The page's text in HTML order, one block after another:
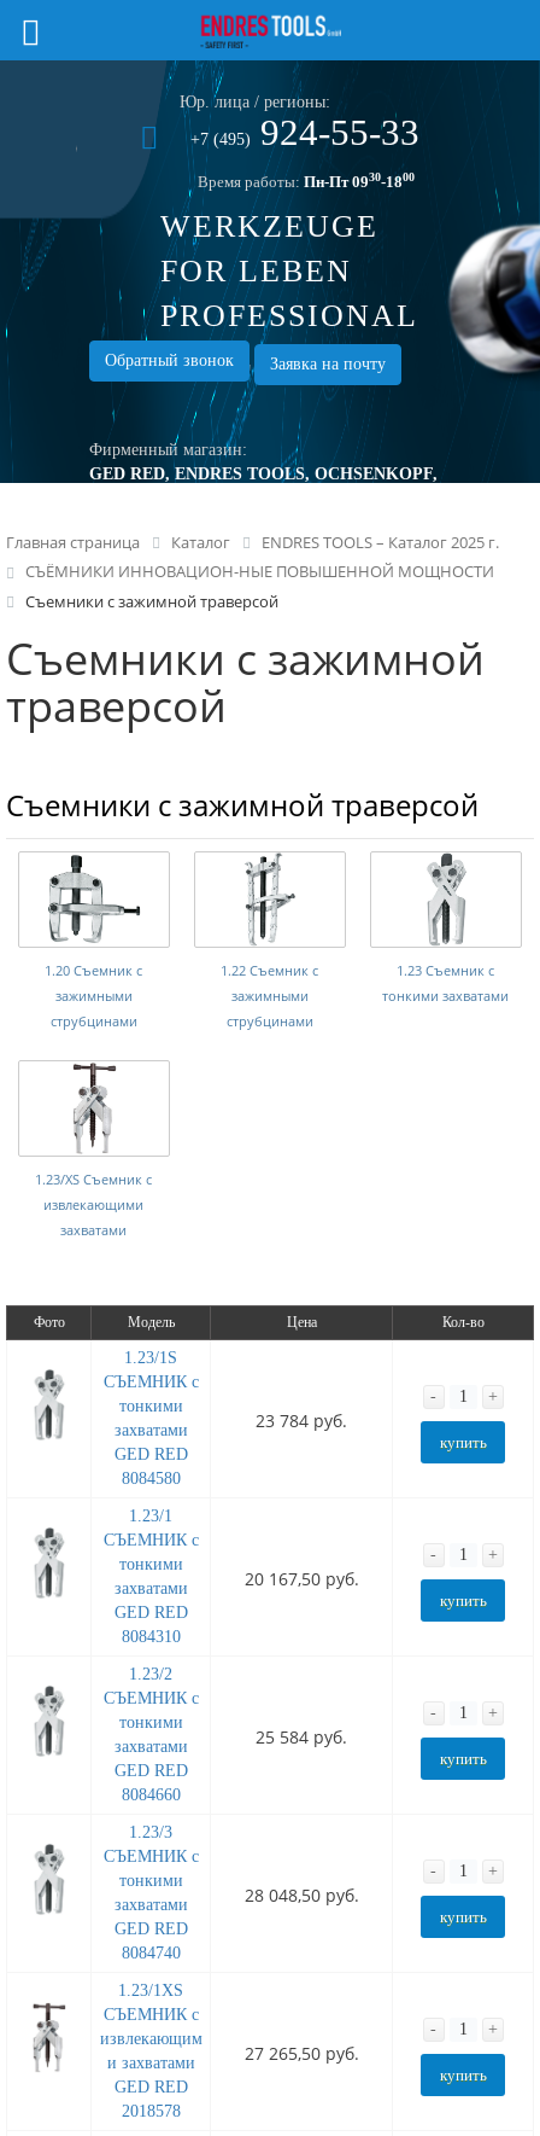
Юр. лица / регионы:
+7 (495) 924-55-33
Время работы: Пн-Пт 0930-1800
WERKZEUGE
FOR LEBEN
PROFESSIONAL
TOOLS
Обратный звонок Заявка на почту
Фирменный магазин:
GED RED, ENDRES TOOLS, OCHSENKOPF,
Главная страница Каталог
ENDRES TOOLS – Каталог 2025 г.
СЪЁМНИКИ ИННОВАЦИОН-НЫЕ ПОВЫШЕННОЙ МОЩНОСТИ
Съемники с зажимной траверсой
Съемники с зажимной
траверсой
Съемники с зажимной траверсой
1.20 Съемник с
зажимными
струбцинами
1.22 Съемник с
зажимными
струбцинами
1.23 Съемник с
тонкими захватами
1.23/XS Съемник с
извлекающими
захватами
Фото Модель Цена Кол-во
1.23/1S
СЪЕМНИК с
тонкими
захватами
GED RED
8084580
23 784 руб.
- +
купить
1.23/1
СЪЕМНИК с
тонкими
захватами
GED RED
8084310
20 167,50 руб.
- +
купить
1.23/2
СЪЕМНИК с
тонкими
захватами
GED RED
8084660
25 584 руб.
- +
купить
1.23/3
СЪЕМНИК с
тонкими
захватами
GED RED
8084740
28 048,50 руб.
- +
купить
1.23/1XS
СЪЕМНИК с
извлекающим
и захватами
GED RED
2018578
27 265,50 руб.
- +
купить